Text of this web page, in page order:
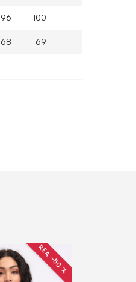
96 100
68 69
REA −50 %